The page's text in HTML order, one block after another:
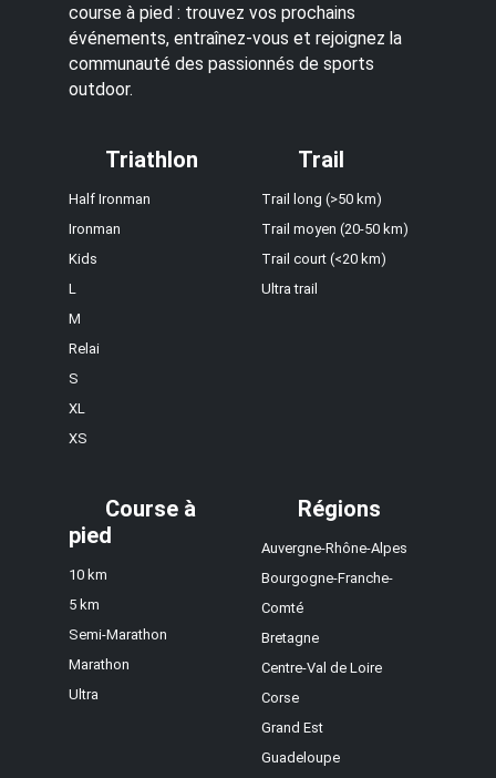
course à pied : trouvez vos prochains
événements, entraînez-vous et rejoignez la
communauté des passionnés de sports
outdoor.
Triathlon
Half Ironman
Ironman
Kids
L
M
Relai
S
XL
XS
Trail
Trail long (>50 km)
Trail moyen (20-50 km)
Trail court (<20 km)
Ultra trail
Course à
pied
10 km
5 km
Semi-Marathon
Marathon
Ultra
Régions
Auvergne-Rhône-Alpes
Bourgogne-Franche-
Comté
Bretagne
Centre-Val de Loire
Corse
Grand Est
Guadeloupe